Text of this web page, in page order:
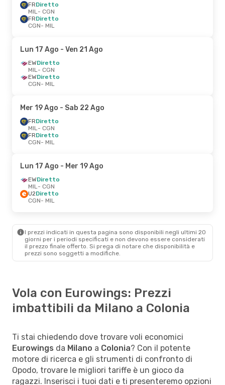
FRDiretto
MIL- CGN
FRDiretto
CGN- MIL
Lun 17 Ago - Ven 21 Ago
EWDiretto
MIL- CGN
EWDiretto
CGN- MIL
Mer 19 Ago - Sab 22 Ago
FRDiretto
MIL- CGN
FRDiretto
CGN- MIL
Lun 17 Ago - Mer 19 Ago
EWDiretto
MIL- CGN
U2Diretto
CGN- MIL
I prezzi indicati in questa pagina sono disponibili negli ultimi 20
giorni per i periodi specificati e non devono essere considerati
il ​​prezzo finale offerto. Si prega di notare che disponibilità e
prezzi sono soggetti a modifiche.
Vola con Eurowings: Prezzi
imbattibili da Milano a Colonia
Ti stai chiedendo dove trovare voli economici
Eurowings da Milano a Colonia? Con il potente
motore di ricerca e gli strumenti di confronto di
Opodo, trovare le migliori tariffe è un gioco da
ragazzi. Inserisci i tuoi dati e ti presenteremo opzioni